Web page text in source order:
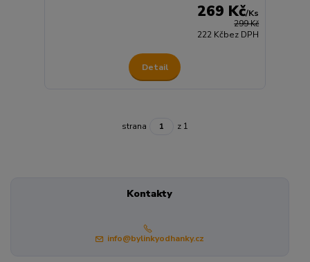
299 Kč
269 Kč/Ks
222 Kčbez DPH
Detail
strana z 1
Kontakty
info@bylinkyodhanky.cz